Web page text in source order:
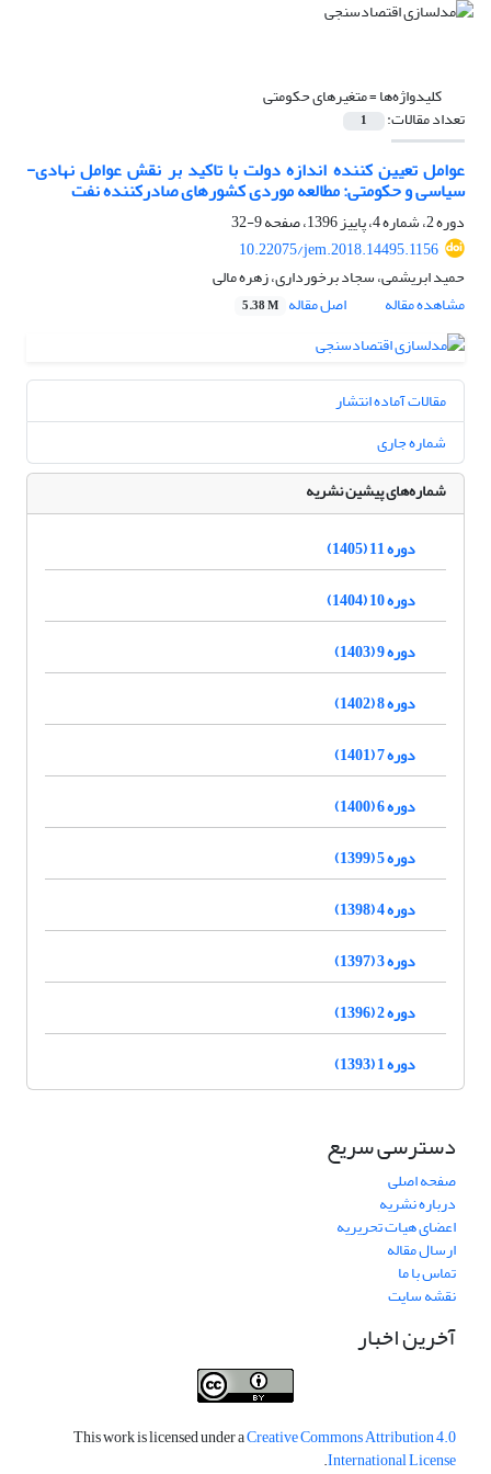
کلیدواژه‌ها =متغیرهای حکومتی
تعداد مقالات: 1
عوامل تعیین کننده اندازه دولت با تاکید بر نقش عوامل نهادی-
سیاسی و حکومتی: مطالعه موردی کشورهای صادرکننده نفت
دوره 2، شماره 4، پاییز 1396، صفحه
9-32
10.22075/jem.2018.14495.1156
حمید ابریشمی، سجاد برخورداری، زهره مالی
مشاهده مقاله
اصل مقاله 5.38 M
مقالات آماده انتشار
شماره جاری
شماره‌های پیشین نشریه
دوره 11 (1405)
دوره 10 (1404)
دوره 9 (1403)
دوره 8 (1402)
دوره 7 (1401)
دوره 6 (1400)
دوره 5 (1399)
دوره 4 (1398)
دوره 3 (1397)
دوره 2 (1396)
دوره 1 (1393)
دسترسی سریع
صفحه اصلی
درباره نشریه
اعضای هیات تحریریه
ارسال مقاله
تماس با ما
نقشه سایت
آخرین اخبار
This work is licensed under aCreative Commons Attribution 4.0
International License
.